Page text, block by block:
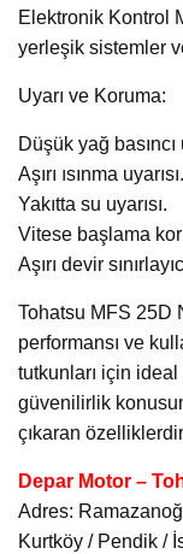
Elektronik Kontrol
yerleşik sistemler
Uyarı ve Koruma:
Düşük yağ basıncı
Aşırı ısınma uyarısı.
Yakıtta su uyarısı.
Vitese başlama
Aşırı devir
Tohatsu MFS 25D
performansı ve
tutkunları için ideal
güvenilirlik
çıkaran
Depar Motor –
Adres:
Kurtköy / Pendik /